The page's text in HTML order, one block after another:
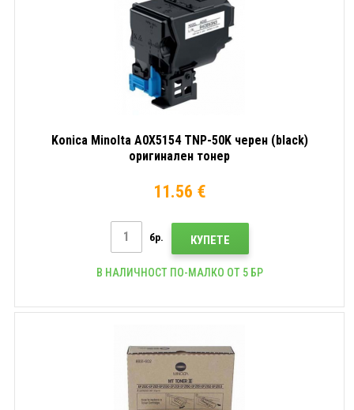
Konica Minolta A0X5154 TNP-50K черен (black)
оригинален тонер
11.56 €
бр. КУПЕТЕ
В НАЛИЧНОСТ ПО-МАЛКО ОТ 5 БР